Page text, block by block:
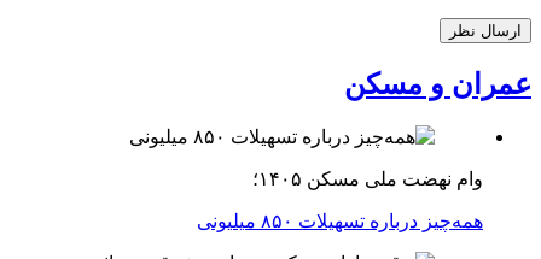
عمران و مسکن
وام نهضت ملی مسکن ۱۴۰۵؛
همه‌چیز درباره تسهیلات ۸۵۰ میلیونی